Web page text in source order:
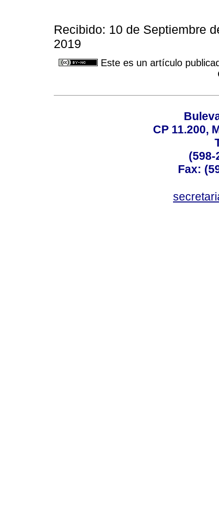
Recibido: 10 de Septiembre
2019
Este es un artículo
CP 11.200,
(598-
Fax: